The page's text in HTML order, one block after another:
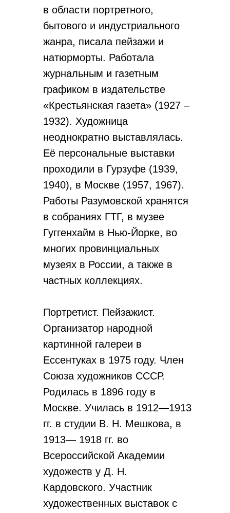
в области портретного,
бытового и индустриального
жанра, писала пейзажи и
натюрморты. Работала
журнальным и газетным
графиком в издательстве
«Крестьянская газета» (1927 –
1932). Художница
неоднократно выставлялась.
Её персональные выставки
проходили в Гурзуфе (1939,
1940), в Москве (1957, 1967).
Работы Разумовской хранятся
в собраниях ГТГ, в музее
Гуггенхайм в Нью-Йорке, во
многих провинциальных
музеях в России, а также в
частных коллекциях.
Портретист. Пейзажист.
Организатор народной
картинной галереи в
Ессентуках в 1975 году. Член
Союза художников СССР.
Родилась в 1896 году в
Москве. Училась в 1912—1913
гг. в студии В. Н. Мешкова, в
1913— 1918 гг. во
Всероссийской Академии
художеств у Д. Н.
Кардовского. Участник
художественных выставок с